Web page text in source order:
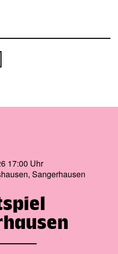
17:00 Uhr
Sangerhausen